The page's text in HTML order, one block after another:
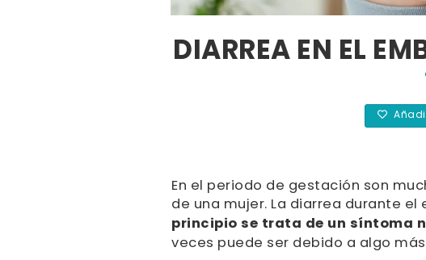
DIARREA EN EL
En el periodo de gestación son
de una mujer. La diarrea durante
principio se trata de un síntoma
veces puede ser debido a algo